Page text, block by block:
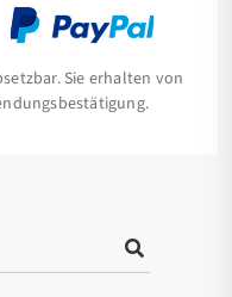
Sie erhalten von